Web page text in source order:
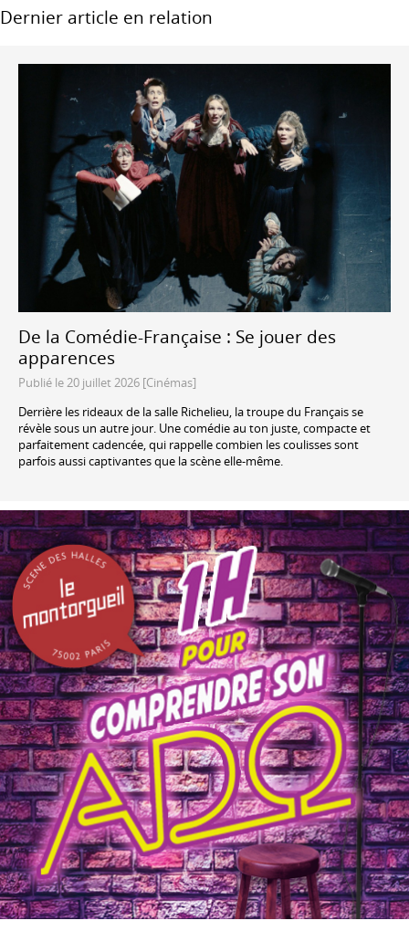
Dernier article en relation
De la Comédie-Française : Se jouer des
apparences
Publié le 20 juillet 2026 [Cinémas]
Derrière les rideaux de la salle Richelieu, la troupe du Français se
révèle sous un autre jour. Une comédie au ton juste, compacte et
parfaitement cadencée, qui rappelle combien les coulisses sont
parfois aussi captivantes que la scène elle-même.